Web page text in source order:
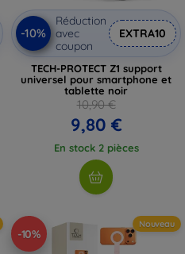
-10%
Réduction
avec
coupon
EXTRA10
TECH-PROTECT Z1 support
universel pour smartphone et
tablette noir
10,90 €
9,80 €
En stock 2 pièces
-10%
Nouveau